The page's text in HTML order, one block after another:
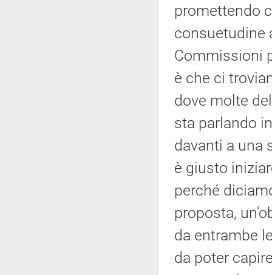
promettendo
consuetudine
Commissioni
è che ci
dove molte
sta parlando
davanti a una
è giusto
perché
proposta,
da entrambe
da poter